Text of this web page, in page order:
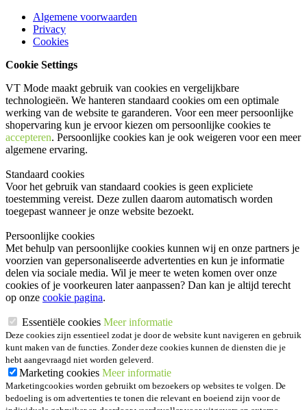
Algemene voorwaarden
Privacy
Cookies
Cookie Settings
VT Mode maakt gebruik van cookies en vergelijkbare
technologieën. We hanteren standaard cookies om een optimale
werking van de website te garanderen. Voor een meer persoonlijke
shopervaring kun je ervoor kiezen om persoonlijke cookies te
accepteren. Persoonlijke cookies kan je ook weigeren voor een meer
algemene ervaring.
Standaard cookies
Voor het gebruik van standaard cookies is geen expliciete
toestemming vereist. Deze zullen daarom automatisch worden
toegepast wanneer je onze website bezoekt.
Persoonlijke cookies
Met behulp van persoonlijke cookies kunnen wij en onze partners je
voorzien van gepersonaliseerde advertenties en kun je informatie
delen via sociale media. Wil je meer te weten komen over onze
cookies of je voorkeuren later aanpassen? Dan kan je altijd terecht
op onze cookie pagina.
Essentiële cookies Meer informatie
Deze cookies zijn essentieel zodat je door de website kunt navigeren en gebruik
kunt maken van de functies. Zonder deze cookies kunnen de diensten die je
hebt aangevraagd niet worden geleverd.
Marketing cookies Meer informatie
Marketingcookies worden gebruikt om bezoekers op websites te volgen. De
bedoeling is om advertenties te tonen die relevant en boeiend zijn voor de